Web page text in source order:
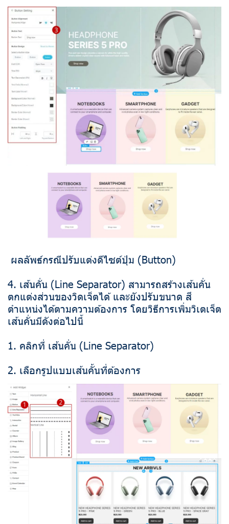
ผลลัพธ์กรณีปรับแต่งดีไซต์ปุ่ม (Button)
4. เส้นคั่น (Line Separator) สามารถสร้างเส้นคั่น
ตกแต่งส่วนของวิดเจ็ตได้ และยังปรับขนาด สี
ตำแหน่งได้ตามความต้องการ โดยวิธีการเพิ่มวิเตเจ็ต
เส้นคั่นมีดังต่อไปนี้
1. คลิกที่ เส้นคั่น (Line Separator)
2. เลือกรูปแบบเส้นคั้นที่ต้องการ